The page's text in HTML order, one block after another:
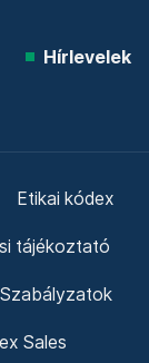
Hírlevelek
Etikai kódex
tájékoztató
Szabályzatok
Sales